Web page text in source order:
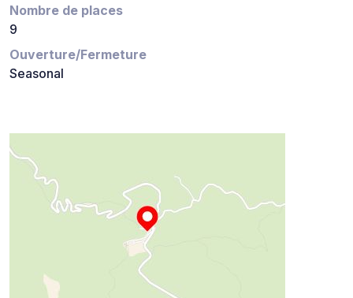
Nombre de places
9
Ouverture/Fermeture
Seasonal